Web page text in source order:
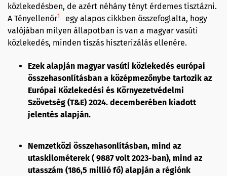
közlekedésben, de azért néhány tényt érdemes tisztázni.
A Tényellenőr1
egy alapos cikkben összefoglalta, hogy
valójában milyen állapotban is van a magyar vasúti
közlekedés, minden tiszás hiszterizálás ellenére.
Ezek alapján magyar vasúti közlekedés európai
összehasonlításban a középmezőnybe tartozik az
Európai Közlekedési és Környezetvédelmi
Szövetség (T&E) 2024. decemberében kiadott
jelentés alapján.
Nemzetközi összehasonlításban, mind az
utaskilométerek ( 9887 volt 2023-ban), mind az
utasszám (186,5 millió fő) alapján a régiónk